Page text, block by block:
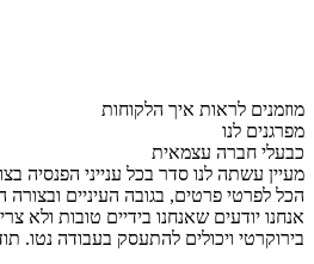
מוזמנים לראות איך הלקוחות
מפרגנים לנו
כבעלי חברה עצמאית
מעיין עשתה לנו סדר בכל ענייני הפנסיה
הכל לפרטי פרטים, בגובה העיניים
אנחנו יודעים שאנחנו בידיים טובות ולא
בירוקרטי ויכולים להתעסק בעבודה נטו.